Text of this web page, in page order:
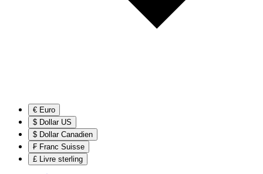
€ Euro
$ Dollar US
$ Dollar Canadien
₣ Franc Suisse
£ Livre sterling